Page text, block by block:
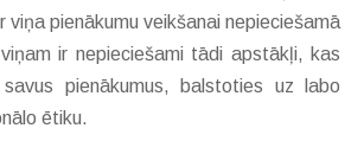
viņa pienākumu veikšanai nepieciešamā
ir nepieciešami tādi apstākļi, kas
pienākumus, balstoties uz labo
ētiku.